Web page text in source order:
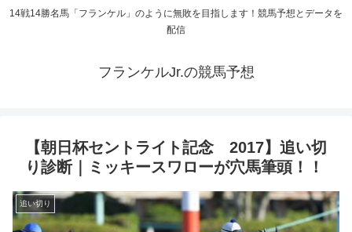
14戦14勝名馬「フランケル」のように無敗を目指します！競馬予想とデータを
配信
フランケルJr.の競馬予想
【朝日杯セントライト記念 2017】追い切
り診断｜ミッキースワローが穴馬筆頭！！
追い切り